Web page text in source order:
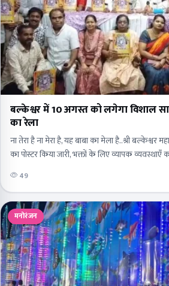
बल्केश्वर में 10 अगस्त को लगेगा विशाल
का रेला
ना तेरा है ना मेरा है, यह बाबा का मेला है..श्री बल्केश्वर
का पोस्टर किया जारी, भक्तों के लिए व्यापक व्यवस्थाएँ
49
मनोरंजन